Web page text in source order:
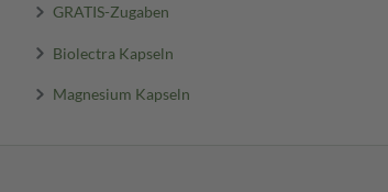
GRATIS-Zugaben
Biolectra Kapseln
Magnesium Kapseln